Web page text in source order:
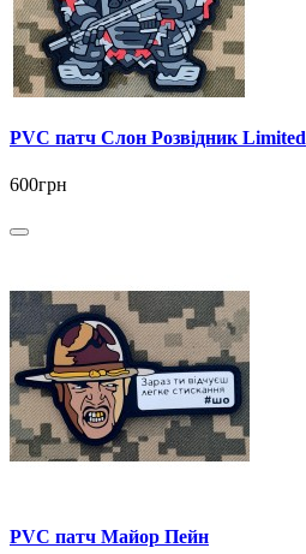
PVC патч Слон Розвідник Limited
600грн
PVC патч Майор Пейн